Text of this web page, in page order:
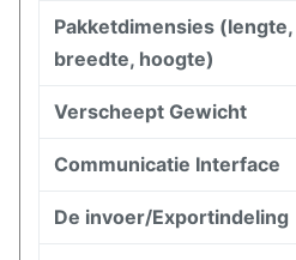
Pakketdimensies (lengte,
breedte, hoogte)
Verscheept Gewicht
Communicatie Interface
De invoer/Exportindeling